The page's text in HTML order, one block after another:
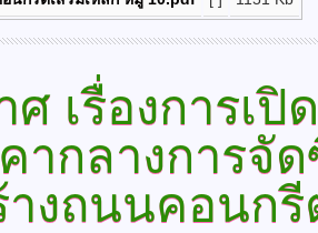
ศ เรื่องการเ
ากลางการจั
างถนนคอนก